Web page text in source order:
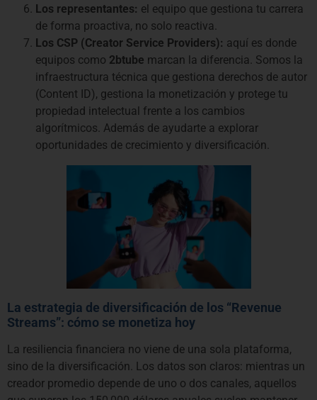
Los representantes: el equipo que gestiona tu carrera
de forma proactiva, no solo reactiva.
Los CSP (Creator Service Providers): aquí es donde
equipos como 2btube marcan la diferencia. Somos la
infraestructura técnica que gestiona derechos de autor
(Content ID), gestiona la monetización y protege tu
propiedad intelectual frente a los cambios
algorítmicos. Además de ayudarte a explorar
oportunidades de crecimiento y diversificación.
La estrategia de diversificación de los “Revenue
Streams”: cómo se monetiza hoy
La resiliencia financiera no viene de una sola plataforma,
sino de la diversificación. Los datos son claros: mientras un
creador promedio depende de uno o dos canales, aquellos